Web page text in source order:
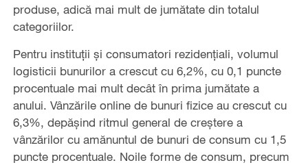
produse, adică mai mult de jumătate din totalul
categoriilor.
Pentru instituții și consumatori rezidențiali, volumul
logisticii bunurilor a crescut cu 6,2%, cu 0,1 puncte
procentuale mai mult decât în prima jumătate a
anului. Vânzările online de bunuri fizice au crescut cu
6,3%, depășind ritmul general de creștere a
vânzărilor cu amănuntul de bunuri de consum cu 1,5
puncte procentuale. Noile forme de consum, precum